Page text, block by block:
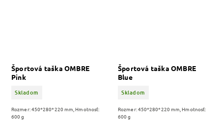
Športová taška OMBRE
Pink
Skladom
Rozmer: 450*280*220 mm, Hmotnosť:
600 g
Športová taška OMBRE
Blue
Skladom
Rozmer: 450*280*220 mm, Hmotnosť:
600 g